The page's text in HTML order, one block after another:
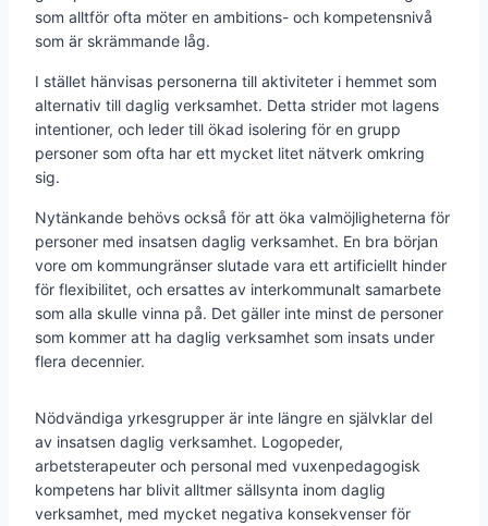
som alltför ofta möter en ambitions- och kompetensnivå
som är skrämmande låg.
I stället hänvisas personerna till aktiviteter i hemmet som
alternativ till daglig verksamhet. Detta strider mot lagens
intentioner, och leder till ökad isolering för en grupp
personer som ofta har ett mycket litet nätverk omkring
sig.
Nytänkande behövs också för att öka valmöjligheterna för
personer med insatsen daglig verksamhet. En bra början
vore om kommungränser slutade vara ett artificiellt hinder
för flexibilitet, och ersattes av interkommunalt samarbete
som alla skulle vinna på. Det gäller inte minst de personer
som kommer att ha daglig verksamhet som insats under
flera decennier.
Nödvändiga yrkesgrupper är inte längre en självklar del
av insatsen daglig verksamhet. Logopeder,
arbetsterapeuter och personal med vuxenpedagogisk
kompetens har blivit alltmer sällsynta inom daglig
verksamhet, med mycket negativa konsekvenser för